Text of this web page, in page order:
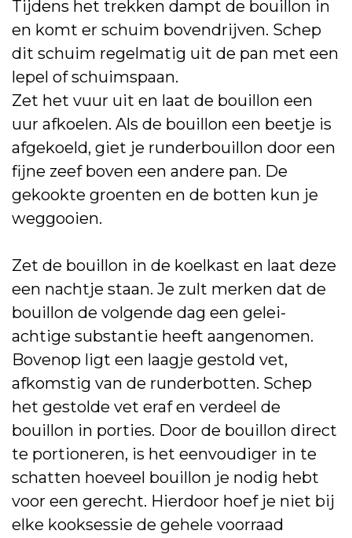
Tijdens het trekken dampt de bouillon in
en komt er schuim bovendrijven. Schep
dit schuim regelmatig uit de pan met een
lepel of schuimspaan.
Zet het vuur uit en laat de bouillon een
uur afkoelen. Als de bouillon een beetje is
afgekoeld, giet je runderbouillon door een
fijne zeef boven een andere pan. De
gekookte groenten en de botten kun je
weggooien.
Zet de bouillon in de koelkast en laat deze
een nachtje staan. Je zult merken dat de
bouillon de volgende dag een gelei-
achtige substantie heeft aangenomen.
Bovenop ligt een laagje gestold vet,
afkomstig van de runderbotten. Schep
het gestolde vet eraf en verdeel de
bouillon in porties. Door de bouillon direct
te portioneren, is het eenvoudiger in te
schatten hoeveel bouillon je nodig hebt
voor een gerecht. Hierdoor hoef je niet bij
elke kooksessie de gehele voorraad